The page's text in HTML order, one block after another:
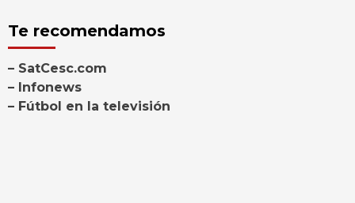
Te recomendamos
– SatCesc.com
– Infonews
– Fútbol en la televisión